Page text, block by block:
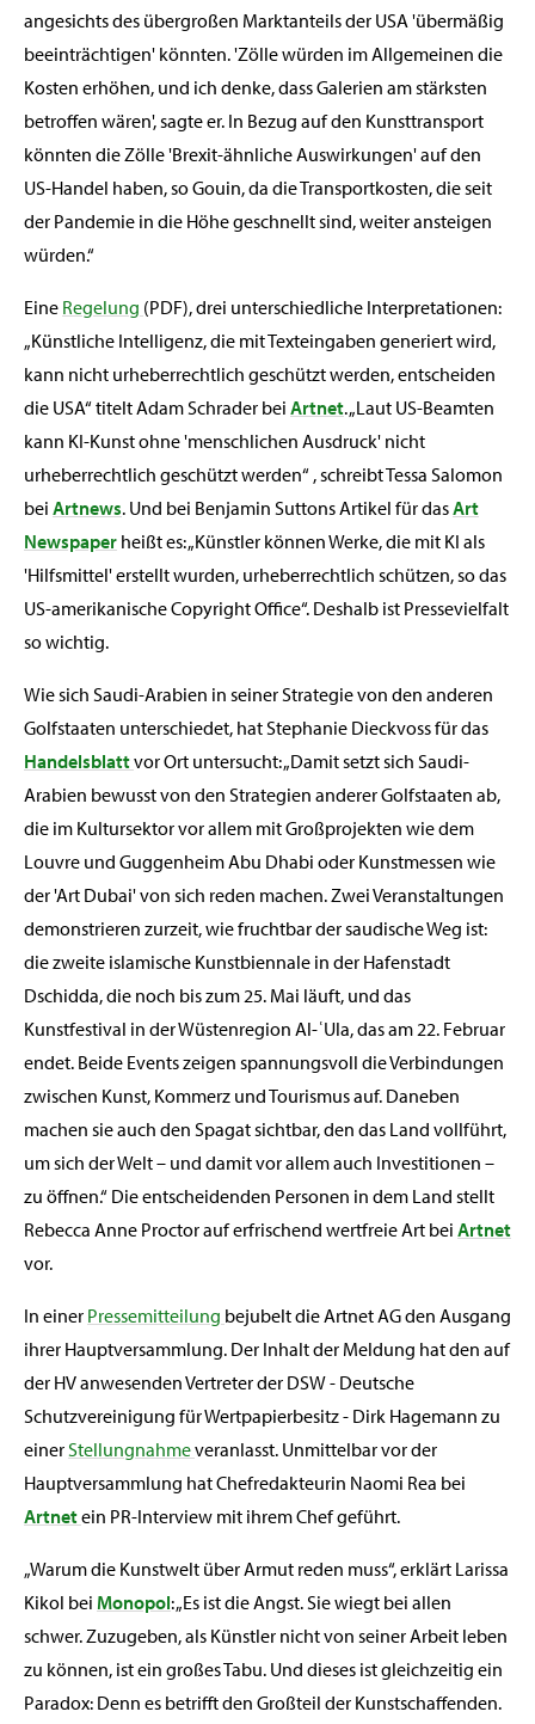
angesichts des übergroßen Marktanteils der USA 'übermäßig
beeinträchtigen' könnten. 'Zölle würden im Allgemeinen die
Kosten erhöhen, und ich denke, dass Galerien am stärksten
betroffen wären', sagte er. In Bezug auf den Kunsttransport
könnten die Zölle 'Brexit-ähnliche Auswirkungen' auf den
US-Handel haben, so Gouin, da die Transportkosten, die seit
der Pandemie in die Höhe geschnellt sind, weiter ansteigen
würden.“
Eine Regelung (PDF), drei unterschiedliche Interpretationen:
„Künstliche Intelligenz, die mit Texteingaben generiert wird,
kann nicht urheberrechtlich geschützt werden, entscheiden
die USA“ titelt Adam Schrader bei Artnet. „Laut US-Beamten
kann KI-Kunst ohne 'menschlichen Ausdruck' nicht
urheberrechtlich geschützt werden“ , schreibt Tessa Salomon
bei Artnews. Und bei Benjamin Suttons Artikel für dasArt
Newspaper heißt es: „Künstler können Werke, die mit KI als
'Hilfsmittel' erstellt wurden, urheberrechtlich schützen, so das
US-amerikanische Copyright Office“. Deshalb ist Pressevielfalt
so wichtig.
Wie sich Saudi-Arabien in seiner Strategie von den anderen
Golfstaaten unterschiedet, hat Stephanie Dieckvoss für das
Handelsblattvor Ort untersucht: „Damit setzt sich Saudi-
Arabien bewusst von den Strategien anderer Golfstaaten ab,
die im Kultursektor vor allem mit Großprojekten wie dem
Louvre und Guggenheim Abu Dhabi oder Kunstmessen wie
der 'Art Dubai' von sich reden machen. Zwei Veranstaltungen
demonstrieren zurzeit, wie fruchtbar der saudische Weg ist:
die zweite islamische Kunstbiennale in der Hafenstadt
Dschidda, die noch bis zum 25. Mai läuft, und das
Kunstfestival in der Wüstenregion Al-ʿUla, das am 22. Februar
endet. Beide Events zeigen spannungsvoll die Verbindungen
zwischen Kunst, Kommerz und Tourismus auf. Daneben
machen sie auch den Spagat sichtbar, den das Land vollführt,
um sich der Welt – und damit vor allem auch Investitionen –
zu öffnen.“ Die entscheidenden Personen in dem Land stellt
Rebecca Anne Proctor auf erfrischend wertfreie Art bei Artnet
vor.
In einer Pressemitteilung bejubelt die Artnet AG den Ausgang
ihrer Hauptversammlung. Der Inhalt der Meldung hat den auf
der HV anwesenden Vertreter der DSW - Deutsche
Schutzvereinigung für Wertpapierbesitz - Dirk Hagemann zu
einerStellungnahmeveranlasst. Unmittelbar vor der
Hauptversammlung hat Chefredakteurin Naomi Rea bei
Artnetein PR-Interview mit ihrem Chef geführt.
„Warum die Kunstwelt über Armut reden muss“, erklärt Larissa
Kikol bei Monopol: „Es ist die Angst. Sie wiegt bei allen
schwer. Zuzugeben, als Künstler nicht von seiner Arbeit leben
zu können, ist ein großes Tabu. Und dieses ist gleichzeitig ein
Paradox: Denn es betrifft den Großteil der Kunstschaffenden.